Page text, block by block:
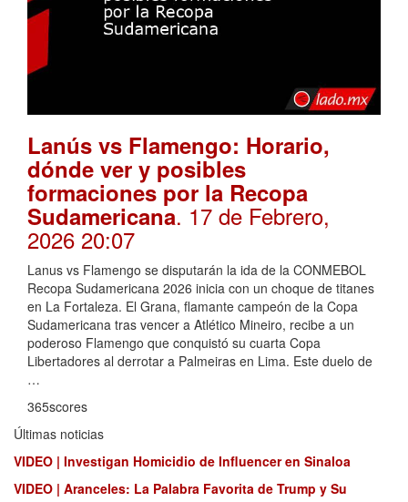
Lanús vs Flamengo: Horario,
dónde ver y posibles
formaciones por la Recopa
Sudamericana. 17 de Febrero,
2026 20:07
Lanus vs Flamengo se disputarán la ida de la CONMEBOL
Recopa Sudamericana 2026 inicia con un choque de titanes
en La Fortaleza. El Grana, flamante campeón de la Copa
Sudamericana tras vencer a Atlético Mineiro, recibe a un
poderoso Flamengo que conquistó su cuarta Copa
Libertadores al derrotar a Palmeiras en Lima. Este duelo de
…
365scores
Últimas noticias
VIDEO | Investigan Homicidio de Influencer en Sinaloa
VIDEO | Aranceles: La Palabra Favorita de Trump y Su